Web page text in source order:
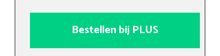
Bestellen bij PLUS